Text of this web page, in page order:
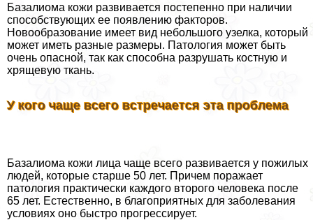
Базалиома кожи развивается постепенно при наличии
способствующих ее появлению факторов.
Новообразование имеет вид небольшого узелка, который
может иметь разные размеры. Патология может быть
очень опасной, так как способна разрушать костную и
хрящевую ткань.
У кого чаще всего встречается эта проблема
Базалиома кожи лица чаще всего развивается у пожилых
людей, которые старше 50 лет. Причем поражает
патология пpaктически каждого второго человека после
65 лет. Естественно, в благоприятных для заболевания
условиях оно быстро прогрессирует.